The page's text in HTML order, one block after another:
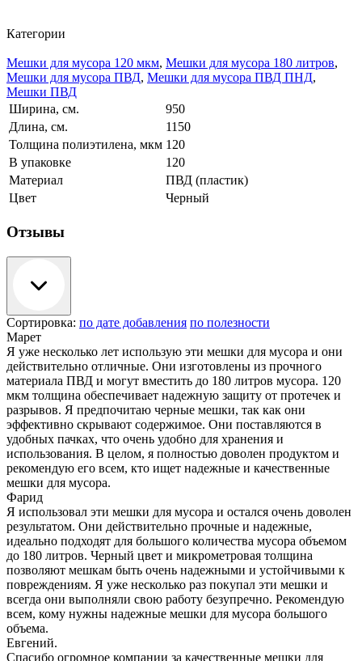
Категории
Мешки для мусора 120 мкм, Мешки для мусора 180 литров,
Мешки для мусора ПВД, Мешки для мусора ПВД ПНД,
Мешки ПВД
Ширина, см.
950
Длина, см.
1150
Толщина полиэтилена, мкм 120
В упаковке
120
Материал
ПВД (пластик)
Цвет
Черный
Отзывы
Сортировка: по дате добавления по полезности
Марет
Я уже несколько лет использую эти мешки для мусора и они
действительно отличные. Они изготовлены из прочного
материала ПВД и могут вместить до 180 литров мусора. 120
мкм толщина обеспечивает надежную защиту от протечек и
разрывов. Я предпочитаю черные мешки, так как они
эффективно скрывают содержимое. Они поставляются в
удобных пачках, что очень удобно для хранения и
использования. В целом, я полностью доволен продуктом и
рекомендую его всем, кто ищет надежные и качественные
мешки для мусора.
Фарид
Я использовал эти мешки для мусора и остался очень доволен
результатом. Они действительно прочные и надежные,
идеально подходят для большого количества мусора объемом
до 180 литров. Черный цвет и микрометровая толщина
позволяют мешкам быть очень надежными и устойчивыми к
повреждениям. Я уже несколько раз покупал эти мешки и
всегда они выполняли свою работу безупречно. Рекомендую
всем, кому нужны надежные мешки для мусора большого
объема.
Евгений.
Спасибо огромное компании за качественные мешки для